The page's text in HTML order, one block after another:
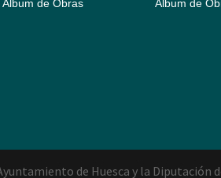
Álbum de Obras
Álbum de
de Huesca y la Diputación